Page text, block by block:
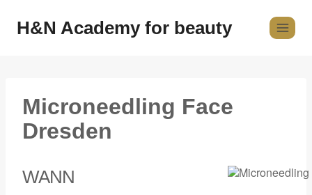
H&N Academy for beauty
Microneedling Face
Dresden
WANN